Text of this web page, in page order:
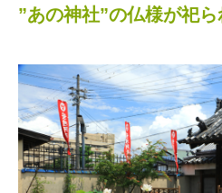
”あの神社”の仏様が祀